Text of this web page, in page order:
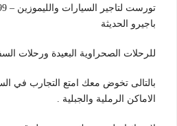
باجيرو الحديثة
للرحلات الصحراوية البعيدة ورحلات
بالتالى تخوض معك امتع التجارب في
الاماكن الرملية والجبلية .